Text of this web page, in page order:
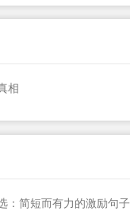
相
：简短而有力的激励句子